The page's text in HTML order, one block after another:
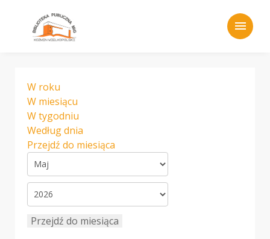
menu
W roku
W miesiącu
W tygodniu
Według dnia
Przejdź do miesiąca
Przejdź do miesiąca